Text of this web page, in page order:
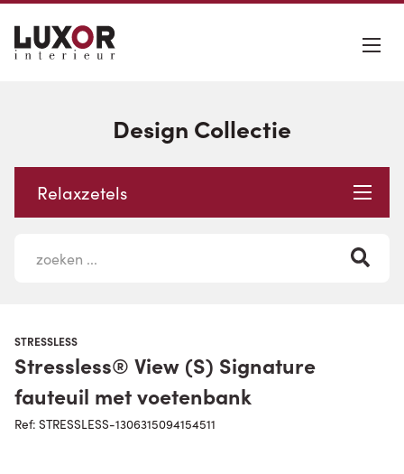
Design Collectie
Relaxzetels
STRESSLESS
Stressless® View (S) Signature
fauteuil met voetenbank
Ref: STRESSLESS-1306315094154511